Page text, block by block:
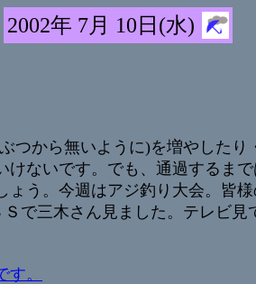
2002年 7月 10日(水)
つから無いように)を増やした
ないです。でも、通過するま
う。今週はアジ釣り大会。皆
で三木さん見ました。テレビ
。